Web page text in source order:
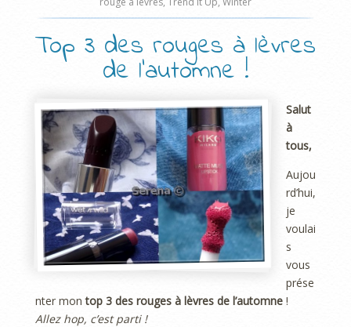
Top 3 des rouges à lèvres
de l’automne !
Salut
à
tous,
Aujou
rd’hui,
je
voulai
s
vous
prése
nter montop 3 des rouges à lèvres de l’automne !
Allez hop, c’est parti !